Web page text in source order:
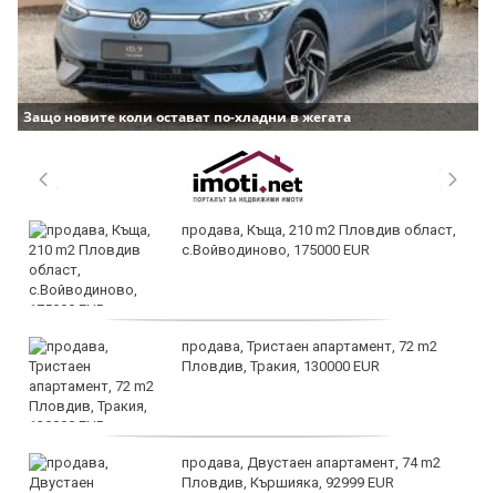
Защо новите коли остават по-хладни в жегата
продава, Къща, 210 m2 Пловдив област,
с.Войводиново, 175000 EUR
продава, Тристаен апартамент, 72 m2
Пловдив, Тракия, 130000 EUR
продава, Двустаен апартамент, 74 m2
Пловдив, Кършияка, 92999 EUR